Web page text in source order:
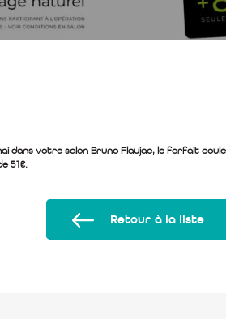
dans votre salon Bruno Flaujac, le forfait
51€.
Retour à la liste